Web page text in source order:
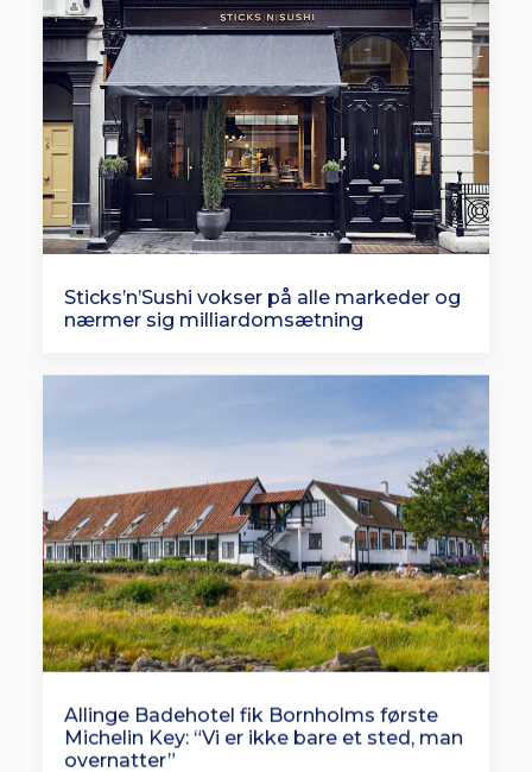
Sticks’n’Sushi vokser på alle markeder og
nærmer sig milliardomsætning
Allinge Badehotel fik Bornholms første
Michelin Key: “Vi er ikke bare et sted, man
overnatter”